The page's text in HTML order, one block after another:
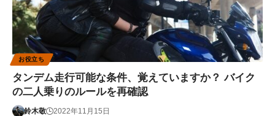
お役立ち
タンデム走行可能な条件、覚えていますか？ バイク
の二人乗りのルールを再確認
鈴木敬 2022年11月15日